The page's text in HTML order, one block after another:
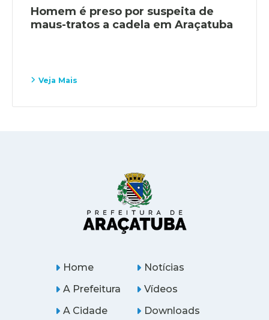
Homem é preso por suspeita de
maus-tratos a cadela em Araçatuba
Veja Mais
Home
A Prefeitura
A Cidade
Notícias
Vídeos
Downloads